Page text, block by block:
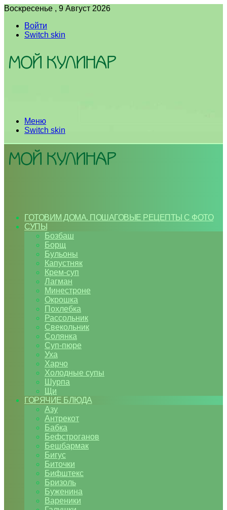
Воскресенье , 9 Август 2026
Войти
Switch skin
Меню
Switch skin
ГОТОВИМ ДОМА. ПОШАГОВЫЕ РЕЦЕПТЫ С ФОТО
СУПЫ
Бозбаш
Борщ
Бульоны
Капустняк
Крем-суп
Лагман
Минестроне
Окрошка
Похлебка
Рассольник
Свекольник
Солянка
Суп-пюре
Уха
Харчо
Холодные супы
Шурпа
Щи
ГОРЯЧИЕ БЛЮДА
Азу
Антрекот
Бабка
Бефстроганов
Бешбармак
Бигус
Биточки
Бифштекс
Бризоль
Буженина
Вареники